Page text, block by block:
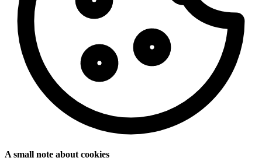
A small note about cookies